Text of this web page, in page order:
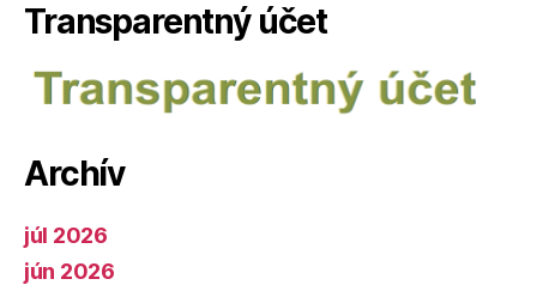
Transparentný účet
Archív
júl 2026
jún 2026